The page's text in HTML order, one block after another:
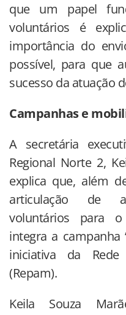
que um papel
voluntários é
importância do
possível, para que
sucesso da atuação
Campanhas e
A secretária
Regional Norte 2,
explica que, além
articulação de
voluntários para
integra a campanha
iniciativa da Rede
(Repam).
Keila Souza